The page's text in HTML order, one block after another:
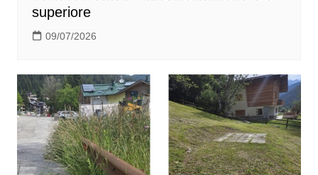
superiore
09/07/2026